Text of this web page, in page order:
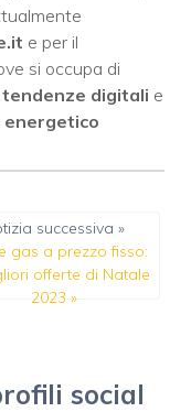
e per il
si occupa di
digitali e
energetico
successiva »
gas a prezzo fisso:
offerte di Natale
2023 »
social